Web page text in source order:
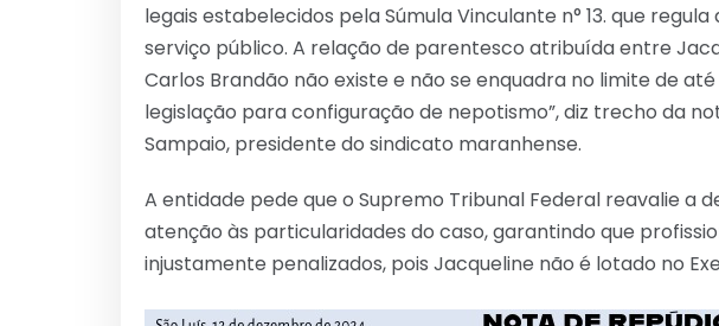
legais estabelecidos pela Súmula Vinculante n° 13. que
serviço público. A relação de parentesco atribuída entre
Carlos Brandão não existe e não se enquadra no limite de
legislação para configuração de nepotismo”, diz trecho da
Sampaio, presidente do sindicato maranhense.
A entidade pede que o Supremo Tribunal Federal reavalie a
atenção às particularidades do caso, garantindo que
injustamente penalizados, pois Jacqueline não é lotado no